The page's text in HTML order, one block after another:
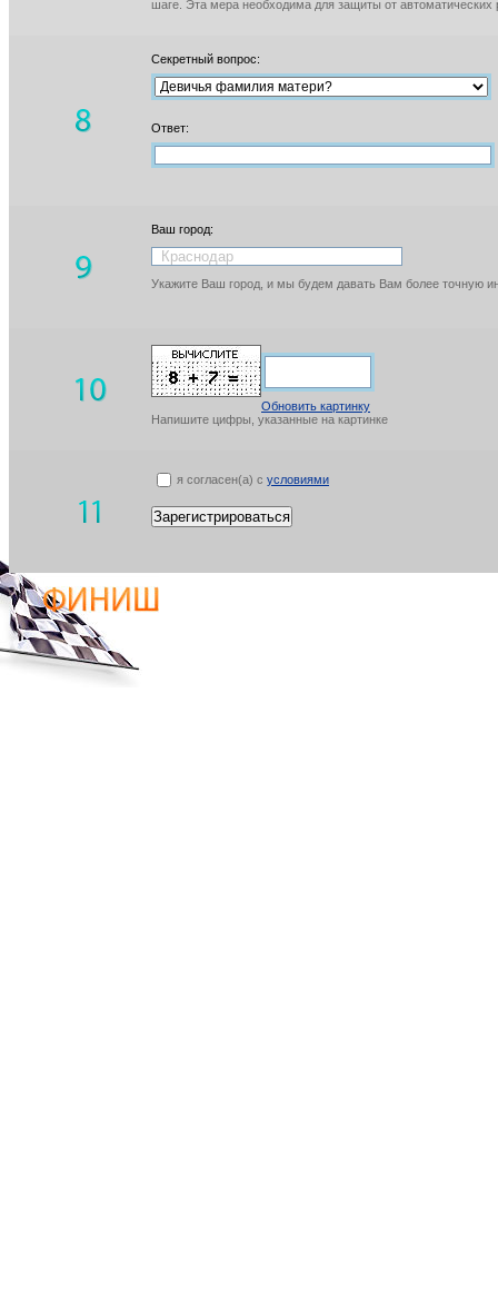
шаге. Эта мера необходима для защиты от автоматических
Секретный вопрос:
Ответ:
Ваш город:
Укажите Ваш город, и мы будем давать Вам более точную
Обновить картинку
Напишите цифры, указанные на картинке
я согласен(а) с условиями
Зарегистрироваться